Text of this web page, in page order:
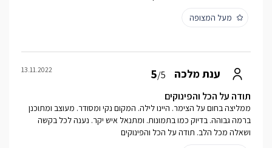
מעל המצופה
ענת מלכה 5/5
13.11.2022
תודה על הכל והפינוקים
ממליצה בחום על הצימר. היינו לילה. המקום נקי ומסודר. מעוצב ומתוכנן
ברמה גבוהה. בדיוק כמו בתמונות. ומתנאל איש יקר. נענה לכל בקשה
ושאלה מכל הלב. תודה על הכל והפינוקים